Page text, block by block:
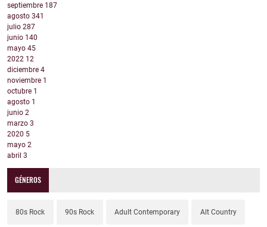
septiembre 187
agosto 341
julio 287
junio 140
mayo 45
2022 12
diciembre 4
noviembre 1
octubre 1
agosto 1
junio 2
marzo 3
2020 5
mayo 2
abril 3
GÉNEROS
80s Rock 90s Rock Adult Contemporary Alt Country